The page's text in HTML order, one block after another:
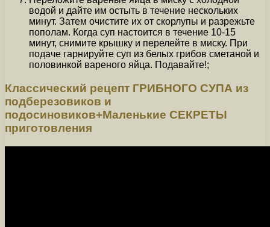
водой и дайте им остыть в течение нескольких
минут. Затем очистите их от скорлупы и разрежьте
пополам. Когда суп настоится в течение 10-15
минут, снимите крышку и перелейте в миску. При
подаче гарнируйте суп из белых грибов сметаной и
половинкой вареного яйца. Подавайте!;
Классический рецепт ГРИБНОГО СУПА из
подберезовиков и
подосиновиков+Маленькие СЕКРЕТЫ
приготовления